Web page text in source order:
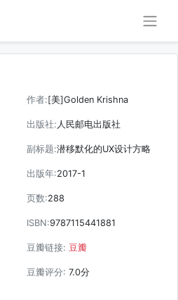
作者:[美]Golden Krishna
出版社: 人民邮电出版社
副标题:潜移默化的UX设计方略
出版年:2017-1
页数:288
ISBN:9787115441881
豆瓣链接: 豆瓣
豆瓣评分: 7.0分